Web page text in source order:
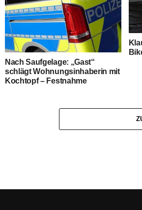
Nach Saufgelage: „Gast“
schlägt Wohnungsinhaberin mit
Kochtopf – Festnahme